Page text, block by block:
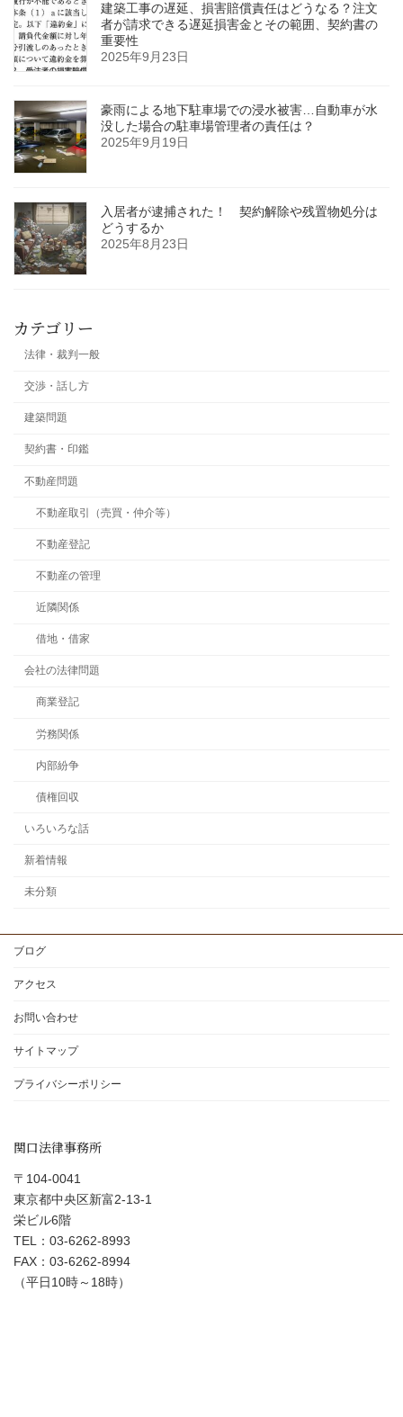
建築工事の遅延、損害賠償責任はどうなる？注文
者が請求できる遅延損害金とその範囲、契約書の
重要性
2025年9月23日
豪雨による地下駐車場での浸水被害…自動車が水
没した場合の駐車場管理者の責任は？
2025年9月19日
入居者が逮捕された！ 契約解除や残置物処分は
どうするか
2025年8月23日
カテゴリー
法律・裁判一般
交渉・話し方
建築問題
契約書・印鑑
不動産問題
不動産取引（売買・仲介等）
不動産登記
不動産の管理
近隣関係
借地・借家
会社の法律問題
商業登記
労務関係
内部紛争
債権回収
いろいろな話
新着情報
未分類
ブログ
アクセス
お問い合わせ
サイトマップ
プライバシーポリシー
関口法律事務所
〒104-0041
東京都中央区新富2-13-1
栄ビル6階
TEL：03-6262-8993
FAX：03-6262-8994
（平日10時～18時）